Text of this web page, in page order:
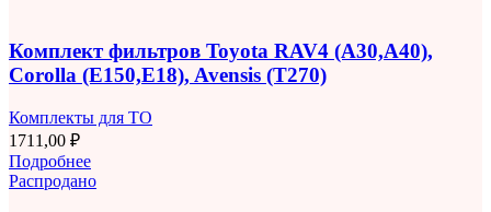
Комплект фильтров Toyota RAV4 (A30,A40),
Corolla (E150,E18), Avensis (T270)
Комплекты для ТО
1711,00 ₽
Подробнее
Распродано